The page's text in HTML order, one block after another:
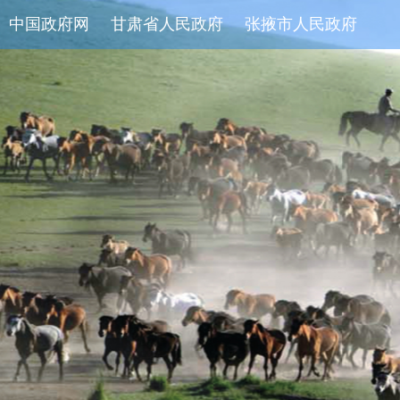
中国政府网 甘肃省人民政府 张掖市人民政府